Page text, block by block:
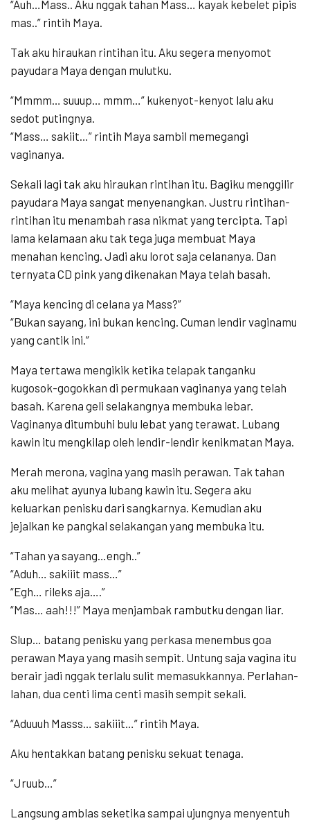
“Auh…Mass.. Aku nggak tahan Mass… kayak kebelet pipis
mas..” rintih Maya.
Tak aku hiraukan rintihan itu. Aku segera menyomot
payudara Maya dengan mulutku.
“Mmmm… suuup… mmm…” kukenyot-kenyot lalu aku
sedot putingnya.
“Mass… sakiit…” rintih Maya sambil memegangi
vaginanya.
Sekali lagi tak aku hiraukan rintihan itu. Bagiku menggilir
payudara Maya sangat menyenangkan. Justru rintihan-
rintihan itu menambah rasa nikmat yang tercipta. Tapi
lama kelamaan aku tak tega juga membuat Maya
menahan kencing. Jadi aku lorot saja celananya. Dan
ternyata CD pink yang dikenakan Maya telah basah.
“Maya kencing di celana ya Mass?”
“Bukan sayang, ini bukan kencing. Cuman lendir vaginamu
yang cantik ini.”
Maya tertawa mengikik ketika telapak tanganku
kugosok-gogokkan di permukaan vaginanya yang telah
basah. Karena geli selakangnya membuka lebar.
Vaginanya ditumbuhi bulu lebat yang terawat. Lubang
kawin itu mengkilap oleh lendir-lendir kenikmatan Maya.
Merah merona, vagina yang masih perawan. Tak tahan
aku melihat ayunya lubang kawin itu. Segera aku
keluarkan penisku dari sangkarnya. Kemudian aku
jejalkan ke pangkal selakangan yang membuka itu.
“Tahan ya sayang…engh..”
“Aduh… sakiiit mass…”
“Egh… rileks aja….”
“Mas… aah!!!” Maya menjambak rambutku dengan liar.
Slup… batang penisku yang perkasa menembus goa
perawan Maya yang masih sempit. Untung saja vagina itu
berair jadi nggak terlalu sulit memasukkannya. Perlahan-
lahan, dua centi lima centi masih sempit sekali.
“Aduuuh Masss… sakiiit…” rintih Maya.
Aku hentakkan batang penisku sekuat tenaga.
“Jruub…”
Langsung amblas seketika sampai ujungnya menyentuh